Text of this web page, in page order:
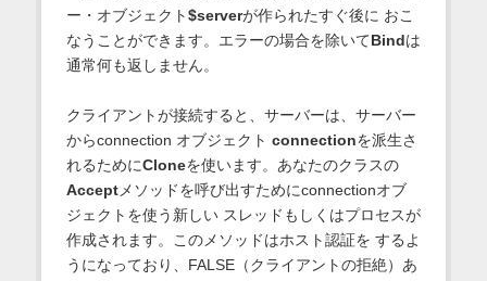
ー・オブジェクト$serverが作られたすぐ後に おこ
なうことができます。エラーの場合を除いてBindは
通常何も返しません。
クライアントが接続すると、サーバーは、サーバー
からconnection オブジェクト connectionを派生さ
れるためにCloneを使います。あなたのクラスの
Acceptメソッドを呼び出すためにconnectionオブ
ジェクトを使う新しい スレッドもしくはプロセスが
作成されます。このメソッドはホスト認証を するよ
うになっており、FALSE（クライアントの拒絶）あ